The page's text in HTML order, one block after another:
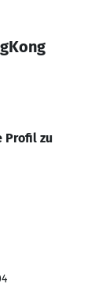
Profil zu